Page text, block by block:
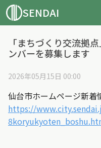
SENDAI
「まちづくり交流拠
ンバーを募集します
2026年05月15日 00:00
仙台市ホームページ新着
https://